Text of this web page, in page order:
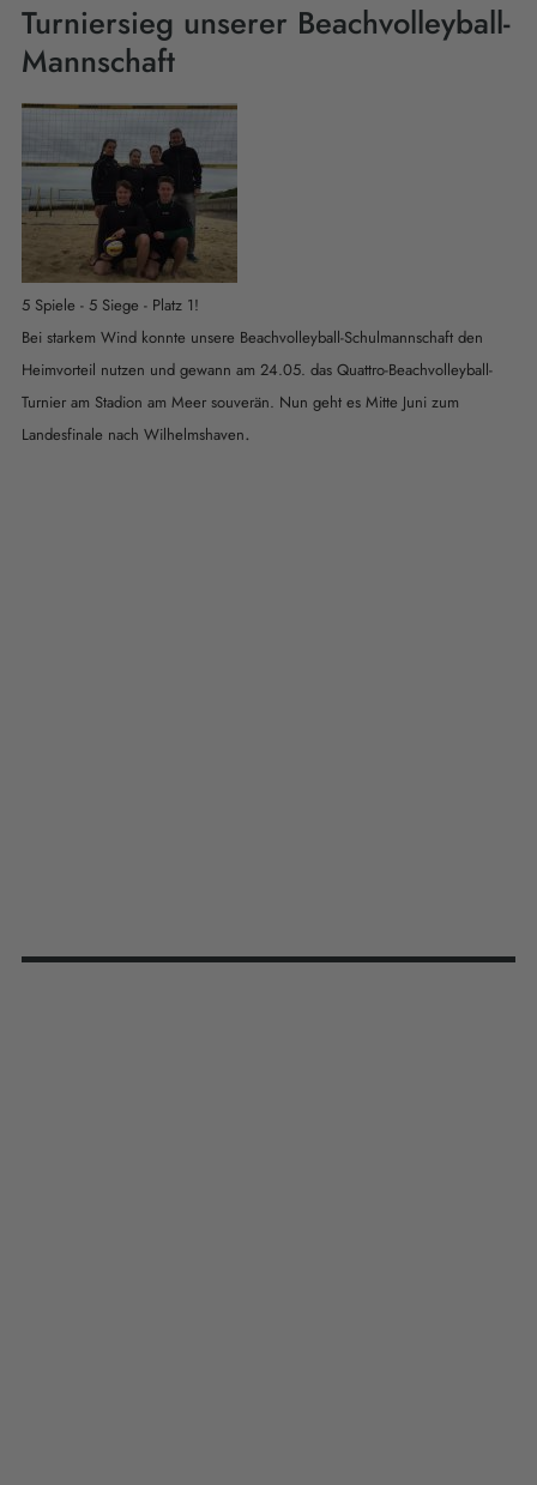
Turniersieg unserer Beachvolleyball-
Mannschaft
5 Spiele - 5 Siege - Platz 1!
Bei starkem Wind konnte unsere Beachvolleyball-Schulmannschaft den
Heimvorteil nutzen und gewann am 24.05. das Quattro-Beachvolleyball-
Turnier am Stadion am Meer souverän. Nun geht es Mitte Juni zum
Landesfinale nach Wilhelmshaven.